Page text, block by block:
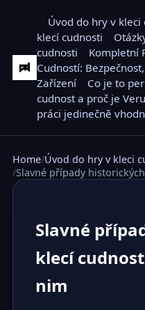
Úvod do hry v kleci
klecí cudnosti
cudnosti
Kompletní
Cudností:
Zařízení
Co je to
cudnost a proč je
práci jedinečně
Home Úvod do hry v kleci
Slavné případy
Slavné
klecí
nim